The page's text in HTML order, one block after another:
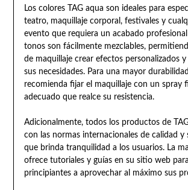
Los colores TAG aqua son ideales para
teatro, maquillaje corporal, festivales y
evento que requiera un acabado
tonos son fácilmente mezclables,
de maquillaje crear efectos personalizados
sus necesidades. Para una mayor
recomienda fijar el maquillaje con un spray
adecuado que realce su resistencia.
Adicionalmente, todos los productos de
con las normas internacionales de calidad y
que brinda tranquilidad a los usuarios. La
ofrece tutoriales y guías en su sitio web
principiantes a aprovechar al máximo sus